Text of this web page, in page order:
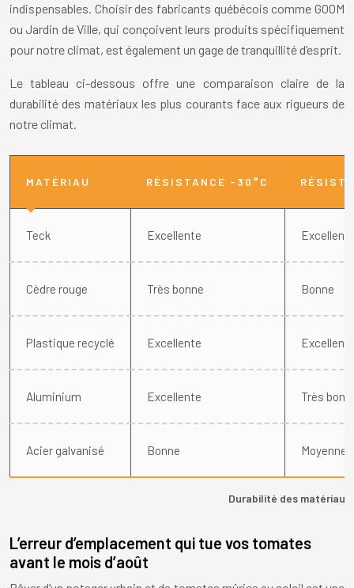
indispensables. Choisir des fabricants québécois comme GOOM
ou Jardin de Ville, qui conçoivent leurs produits spécifiquement
pour notre climat, est également un gage de tranquillité d’esprit.
Le tableau ci-dessous offre une comparaison claire de la
durabilité des matériaux les plus courants face aux rigueurs de
notre climat.
Durabilité des
MATÉRIAU RÉSISTANCE -30°C
Teck Excellente
Cèdre rouge Très bonne Bonne
Plastique recyclé Excellente
Aluminium Excellente Très
Acier galvanisé Bonne Moyenne
L’erreur d’emplacement qui tue vos tomates
avant le mois d’août